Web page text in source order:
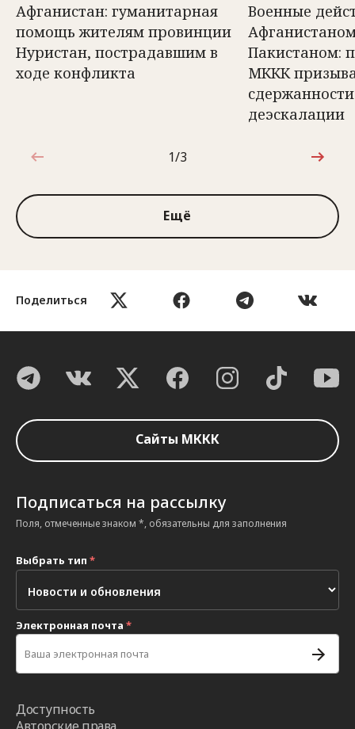
Поделиться
Афганистан: гуманитарная
помощь жителям провинции
Нуристан, пострадавшим в
ходе конфликта
Военные
Пакистаном:
МККК
деэскалации
1 из 3
1/3
Ещё
Сайты МККК
Подписаться на рассылку
Поля, отмеченные знаком *, обязательны для заполнения
Выбрать тип *
Электронная почта *
Доступность